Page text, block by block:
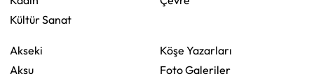
Kültür Sanat
Akseki
Aksu
Köşe Yazarları
Foto Galeriler